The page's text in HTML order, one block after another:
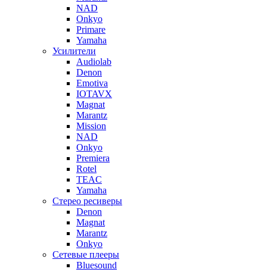
NAD
Onkyo
Primare
Yamaha
Усилители
Audiolab
Denon
Emotiva
IOTAVX
Magnat
Marantz
Mission
NAD
Onkyo
Premiera
Rotel
TEAC
Yamaha
Стерео ресиверы
Denon
Magnat
Marantz
Onkyo
Сетевые плееры
Bluesound